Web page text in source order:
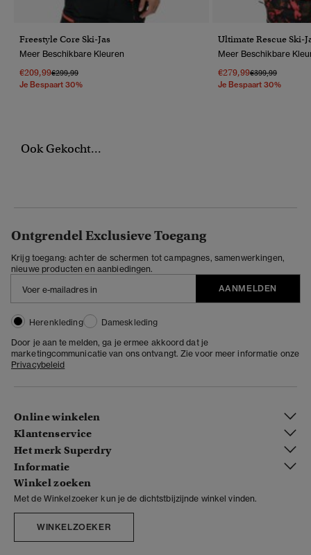
Freestyle Core Ski-Jas
Meer Beschikbare Kleuren
€209,99Prijs Verlaagd Van
€299,99Naar
Je Bespaart 30%
Ultimate Rescue Ski-
Meer Beschikbare
€279,99Prijs Verlaagd
€399,99Naar
Je Bespaart 30%
Ook Gekocht...
Ontgrendel Exclusieve Toegang
Krijg toegang: achter de schermen tot campagnes, samenwerkingen,
nieuwe producten en aanbiedingen.
AANMELDEN
Herenkleding
Dameskleding
Door je aan te melden, ga je ermee akkoord dat je
marketingcommunicatie van ons ontvangt. Zie voor meer informatie onze
Privacybeleid
Online winkelen
Klantenservice
Het merk Superdry
Informatie
Winkel zoeken
Met de Winkelzoeker kun je de dichtstbijzijnde winkel vinden.
WINKELZOEKER